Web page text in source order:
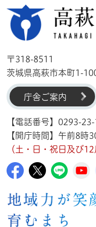
〒318-8511
茨城県高萩市本町1-
庁舎ご案内
【電話番号】0293-
【開庁時間】午前8時
（土・日・祝日及び
高萩市公式
高萩市公
高萩